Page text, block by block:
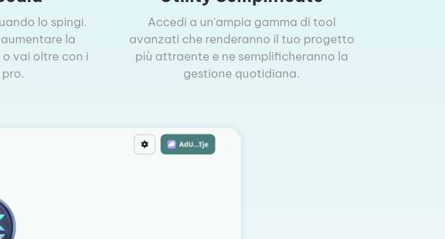
lo spingi.
la
vai oltre con i
Accedi a un'ampia gamma di tool
avanzati che renderanno il tuo progetto
più attraente e ne semplificheranno la
gestione quotidiana.